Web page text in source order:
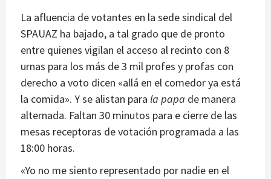
La afluencia de votantes en la sede sindical del
SPAUAZ ha bajado, a tal grado que de pronto
entre quienes vigilan el acceso al recinto con 8
urnas para los más de 3 mil profes y profas con
derecho a voto dicen «allá en el comedor ya está
la comida». Y se alistan para la papa de manera
alternada. Faltan 30 minutos para e cierre de las
mesas receptoras de votación programada a las
18:00 horas.
«Yo no me siento representado por nadie en el